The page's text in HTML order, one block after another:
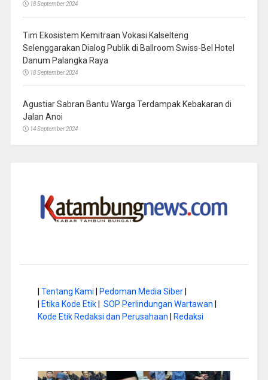
18 September 2024
Tim Ekosistem Kemitraan Vokasi Kalselteng
Selenggarakan Dialog Publik di Ballroom Swiss-Bel Hotel
Danum Palangka Raya
18 September 2024
Agustiar Sabran Bantu Warga Terdampak Kebakaran di
Jalan Anoi
14 September 2024
Tentang Kami Pedoman Media Siber|
Etika Kode Etik| SOP Perlindungan Wartawan
Kode Etik Redaksi dan Perusahaan
Redaksi